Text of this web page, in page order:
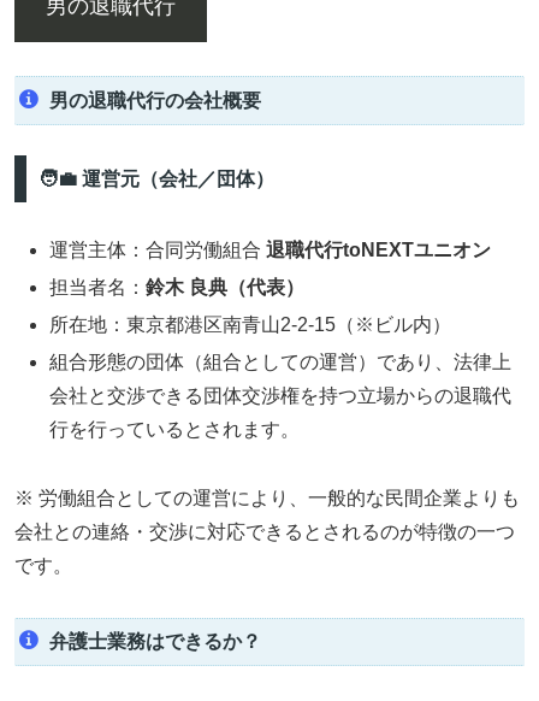
男の退職代行
男の退職代行の会社概要
🧑‍💼 運営元（会社／団体）
運営主体：合同労働組合退職代行toNEXTユニオン
担当者名：鈴木 良典（代表）
所在地：東京都港区南青山2-2-15（※ビル内）
組合形態の団体（組合としての運営）であり、法律上
会社と交渉できる団体交渉権を持つ立場からの退職代
行を行っているとされます。
※ 労働組合としての運営により、一般的な民間企業よりも
会社との連絡・交渉に対応できるとされるのが特徴の一つ
です。
弁護士業務はできるか？